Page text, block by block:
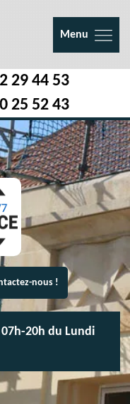
Menu
29 44 53
25 52 43
nous !
20h du Lundi